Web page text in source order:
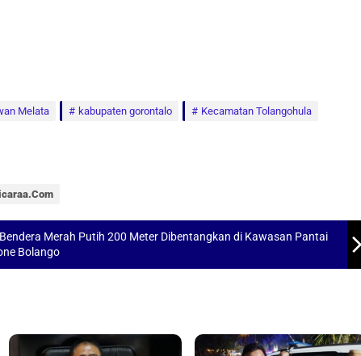
Melata kabupaten gorontalo
Kecamatan Tolangohula
Merah Putih 200 Meter Dibentangkan di Kawasan Pantai
Bolango